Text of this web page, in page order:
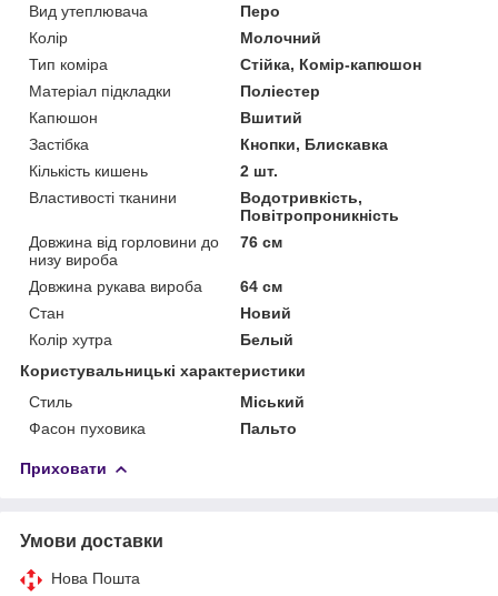
Вид утеплювача
Перо
Колір
Молочний
Тип коміра
Стійка, Комір-капюшон
Матеріал підкладки
Поліестер
Капюшон
Вшитий
Застібка
Кнопки, Блискавка
Кількість кишень
2 шт.
Властивості тканини
Водотривкість,
Повітропроникність
Довжина від горловини до
низу вироба
76 см
Довжина рукава вироба
64 см
Стан
Новий
Колір хутра
Белый
Користувальницькі характеристики
Стиль
Міський
Фасон пуховика
Пальто
Приховати
Умови доставки
Нова Пошта